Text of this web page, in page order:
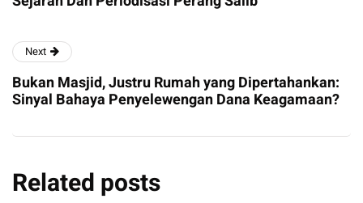
Next
Bukan Masjid, Justru Rumah yang Dipertahankan:
Sinyal Bahaya Penyelewengan Dana Keagamaan?
Related posts